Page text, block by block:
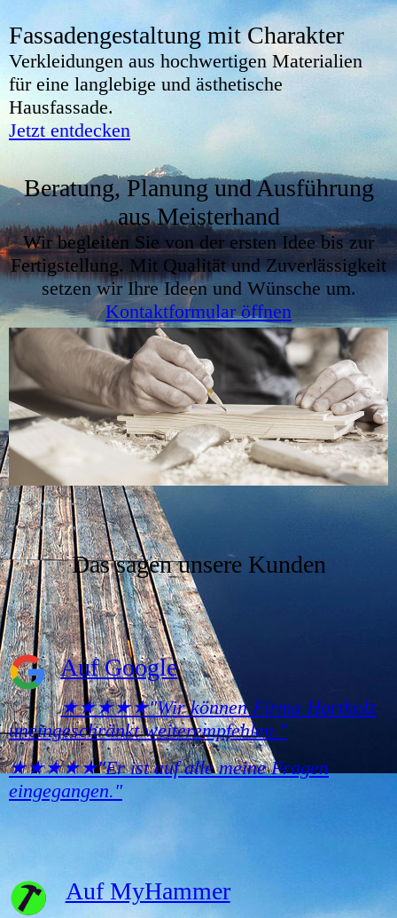
Fassadengestaltung mit Charakter
Verkleidungen aus hochwertigen Materialien
für eine langlebige und ästhetische
Hausfassade.
Jetzt entdecken
Beratung, Planung und Ausführung
aus Meisterhand
Wir begleiten Sie von der ersten Idee bis zur
Fertigstellung. Mit Qualität und Zuverlässigkeit
setzen wir Ihre Ideen und Wünsche um.
Kontaktformular öffnen
Das sagen unsere Kunden
AufGoogle
★★★★★"Wir können Firma Hartholz
uneingeschränkt weiterempfehlen."
★★★★★"Er ist auf alle meine Fragen
eingegangen."
Auf MyHammer